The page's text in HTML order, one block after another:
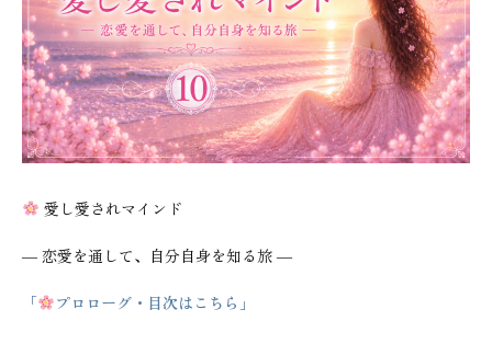
愛し愛されマインド
― 恋愛を通して、自分自身を知る旅 ―
「 プロローグ・目次はこちら」